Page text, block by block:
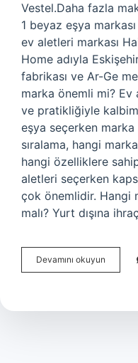
Vestel.Daha fazla
1 beyaz eşya
ev aletleri markası
Home adıyla
fabrikası ve Ar-Ge
marka önemli mi? Ev
ve pratikliğiyle
eşya seçerken
sıralama, hangi
hangi özelliklere
aletleri seçerken
çok önemlidir. Hangi
malı? Yurt dışına
Devamını okuyun
Iyi
Markası